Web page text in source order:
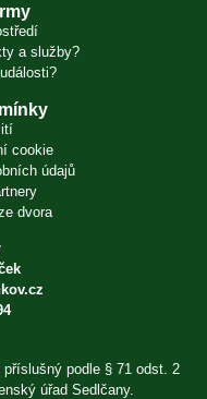
a služby?
cookie
údajů
dvora
podle § 71 odst. 2
úřad Sedlčany.